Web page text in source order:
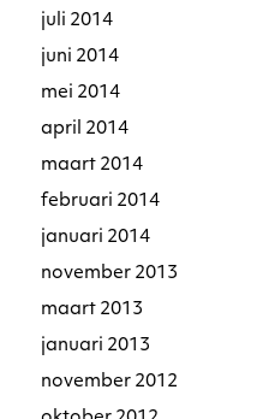
juli 2014
juni 2014
mei 2014
april 2014
maart 2014
februari 2014
januari 2014
november 2013
maart 2013
januari 2013
november 2012